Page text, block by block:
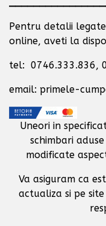
Pentru detalii
online, aveti la
tel: 0746.333.836,
email: primele-
Uneori in
schimbari
modificate
Va asiguram ca
actualiza si pe